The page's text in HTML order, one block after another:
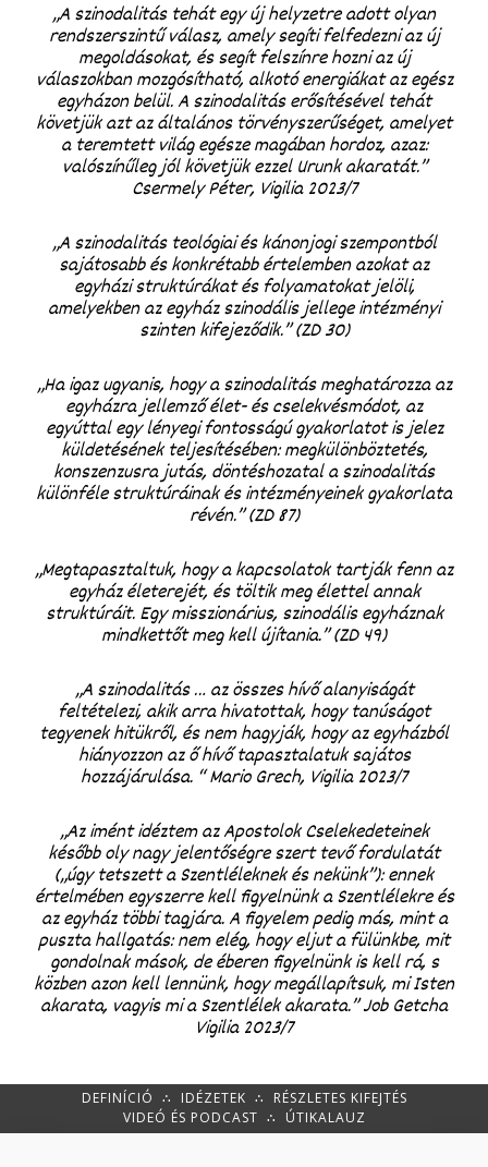
„A szinodalitás tehát egy új helyzetre adott olyan
rendszerszintű válasz, amely segíti felfedezni az új
megoldásokat, és segít felszínre hozni az új
válaszokban mozgósítható, alkotó energiákat az egész
egyházon belül. A szinodalitás erősítésével tehát
követjük azt az általános törvényszerűséget, amelyet
a teremtett világ egésze magában hordoz, azaz:
valószínűleg jól követjük ezzel Urunk akaratát.”
Csermely Péter, Vigilia 2023/7
„A szinodalitás teológiai és kánonjogi szempontból
sajátosabb és konkrétabb értelemben azokat az
egyházi struktúrákat és folyamatokat jelöli,
amelyekben az egyház szinodális jellege intézményi
szinten kifejeződik.” (ZD 30)
„Ha igaz ugyanis, hogy a szinodalitás meghatározza az
egyházra jellemző élet- és cselekvésmódot, az
egyúttal egy lényegi fontosságú gyakorlatot is jelez
küldetésének teljesítésében: megkülönböztetés,
konszenzusra jutás, döntéshozatal a szinodalitás
különféle struktúráinak és intézményeinek gyakorlata
révén.” (ZD 87)
„Megtapasztaltuk, hogy akapcsolatoktartják fenn az
egyház életerejét, és töltik meg élettel annak
struktúráit. Egy misszionárius, szinodális egyháznak
mindkettőt meg kell újítania.” (ZD 49)
„A szinodalitás … az összes hívő alanyiságát
feltételezi, akik arra hivatottak, hogy tanúságot
tegyenek hitükről, és nem hagyják, hogy az egyházból
hiányozzon az ő hívő tapasztalatuk sajátos
hozzájárulása. “ Mario Grech, Vigilia 2023/7
„Az imént idéztem az Apostolok Cselekedeteinek
később oly nagy jelentőségre szert tevő fordulatát
(„úgy tetszett a Szentléleknek és nekünk”): ennek
értelmében egyszerre kell figyelnünk a Szentlélekre és
az egyház többi tagjára. A figyelem pedig más, mint a
puszta hallgatás: nem elég, hogy eljut a fülünkbe, mit
gondolnak mások, de éberen figyelnünk is kell rá, s
közben azon kell lennünk, hogy megállapítsuk, mi Isten
akarata, vagyis mi a Szentlélek akarata.” Job Getcha
Vigilia 2023/7
DEFINÍCIÓ ∴ IDÉZETEK ∴ RÉSZLETES KIFEJTÉS
VIDEÓ ÉS PODCAST ∴ ÚTIKALAUZ